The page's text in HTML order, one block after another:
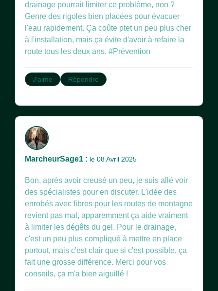
drainage pourrait limiter ce problème, non ?
Genre des rigoles bien placées pour évacuer
l'eau rapidement. Ça coûte ptet un peu plus cher
à l'installation, mais ça évite d'avoir à refaire la
route tous les deux ans. #Prévention
J'aime Répondre
MarcheurSage1 : le 08 Avril 2025
Bon, après avoir creusé un peu, je suis allé voir
des spécialistes pour en discuter. L'idée des
enrobés avec fibres pour les routes de montagne
revient pas mal, apparemment ça aide vraiment
à limiter les dégêts du gel. Pour le drainage,
c'est un peu plus compliqué à mettre en place
partout, mais c'est clair que si c'est possible, ça
fait une grosse différence. Merci pour vos
conseils, ça m'a bien aiguillé !